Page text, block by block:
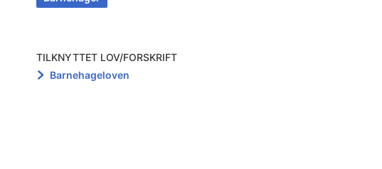
TILKNYTTET LOV/FORSKRIFT
Barnehageloven